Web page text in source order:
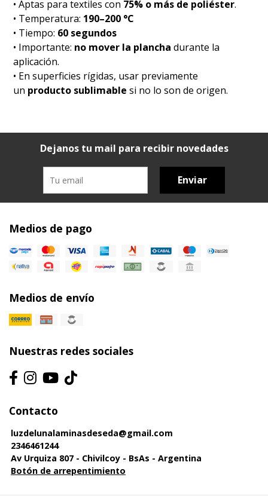
• Aptas para textiles con 75% o más de poliéster.
• Temperatura: 190–200 °C
• Tiempo: 60 segundos
• Importante: no mover la plancha durante la
aplicación.
• En superficies rígidas, usar previamente
un producto sublimable si no lo son de origen.
Dejanos tu mail para recibir novedades
Enviar
Medios de pago
Medios de envío
Nuestras redes sociales
Contacto
luzdelunalaminasdeseda@gmail.com
2346461244
Av Urquiza 807 - Chivilcoy - BsAs - Argentina
Botón de arrepentimiento